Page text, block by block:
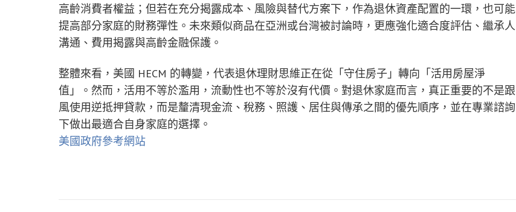
高齡消費者權益；但若在充分揭露成本、風險與替代方案下，作為退休資產配置的一環，也可能
提高部分家庭的財務彈性。未來類似商品在亞洲或台灣被討論時，更應強化適合度評估、繼承人
溝通、費用揭露與高齡金融保護。
整體來看，美國 HECM 的轉變，代表退休理財思維正在從「守住房子」轉向「活用房屋淨
值」。然而，活用不等於濫用，流動性也不等於沒有代價。對退休家庭而言，真正重要的不是跟
風使用逆抵押貸款，而是釐清現金流、稅務、照護、居住與傳承之間的優先順序，並在專業諮詢
下做出最適合自身家庭的選擇。
美國政府參考網站